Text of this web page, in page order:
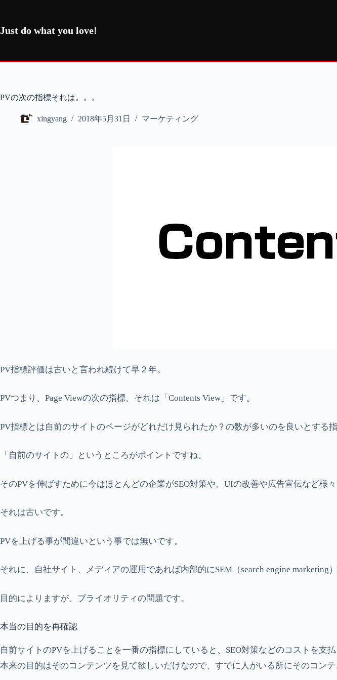
テ
ン
プ
Just do what you love!
PVの次の指標それは。。。
xingyang 2018年5月31日 マーケティング
PV指標評価は古いと言われ続けて早２年。
PVつまり、Page Viewの次の指標、それは「Contents View」です。
PV指標とは自前のサイトのページがどれだけ見られたか？の数が多いのを良いとする指
「自前のサイトの」というところがポイントですね。
そのPVを伸ばすために今はほとんどの企業がSEO対策や、UIの改善や広告宣伝など様
それは古いです。
PVを上げる事が間違いという事では無いです。
それに、自社サイト、メディアの運用であれば内部的にSEM（search engine marketing
目的によりますが、プライオリティの問題です。
本当の目的を再確認
自前サイトのPVを上げることを一番の指標にしていると、SEO対策などのコストを支
本来の目的はそのコンテンツを見て欲しいだけなので、すでに人がいる所にそのコンテ